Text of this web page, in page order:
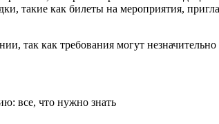
такие как билеты на мероприятия,
так как требования могут незначительно